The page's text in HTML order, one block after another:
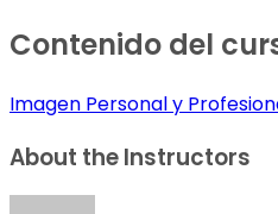
Contenido del
Imagen Personal y
About the Instructors